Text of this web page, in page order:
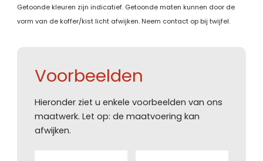
Getoonde kleuren zijn indicatief. Getoonde maten kunnen door de
vorm van de koffer/kist licht afwijken. Neem contact op bij twijfel.
Voorbeelden
Hieronder ziet u enkele voorbeelden van ons
maatwerk. Let op: de maatvoering kan
afwijken.